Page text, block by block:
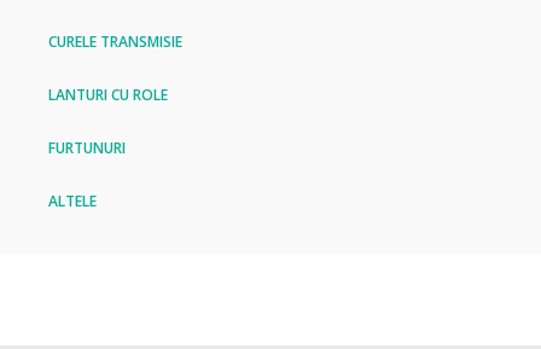
CURELE TRANSMISIE
LANTURI CU ROLE
FURTUNURI
ALTELE